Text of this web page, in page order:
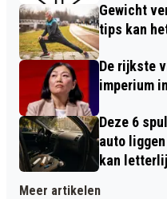
Gewicht
tips kan
De rijkste
imperium
Deze 6
auto
kan
Meer artikelen